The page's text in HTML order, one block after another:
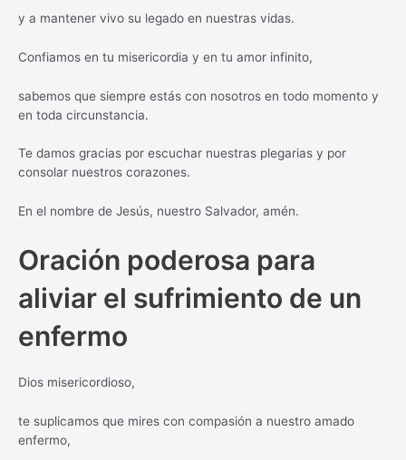
y a mantener vivo su legado en nuestras vidas.
Confiamos en tu misericordia y en tu amor infinito,
sabemos que siempre estás con nosotros en todo momento y
en toda circunstancia.
Te damos gracias por escuchar nuestras plegarias y por
consolar nuestros corazones.
En el nombre de Jesús, nuestro Salvador, amén.
Oración poderosa para
aliviar el sufrimiento de un
enfermo
Dios misericordioso,
te suplicamos que mires con compasión a nuestro amado
enfermo,